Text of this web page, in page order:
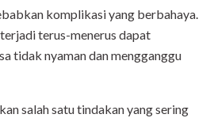
komplikasi yang berbahaya.
terus-menerus dapat
tidak nyaman dan mengganggu
salah satu tindakan yang sering